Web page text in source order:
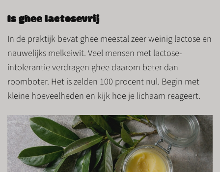
Is ghee lactosevrij
In de praktijk bevat ghee meestal zeer weinig lactose en
nauwelijks melkeiwit. Veel mensen met lactose-
intolerantie verdragen ghee daarom beter dan
roomboter. Het is zelden 100 procent nul. Begin met
kleine hoeveelheden en kijk hoe je lichaam reageert.